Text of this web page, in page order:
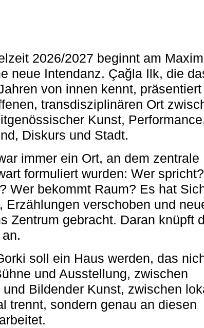
2026/2027 beginnt am
neue Intendanz. Çağla Ilk, die
von innen kennt,
transdisziplinären Ort
Kunst,
Diskurs und Stadt.
immer ein Ort, an dem zentrale
formuliert wurden: Wer
Wer bekommt Raum? Es hat
Erzählungen verschoben und
Zentrum gebracht. Daran knüpft
soll ein Haus werden, das
und Ausstellung, zwischen
Bildender Kunst, zwischen
trennt, sondern genau an diesen